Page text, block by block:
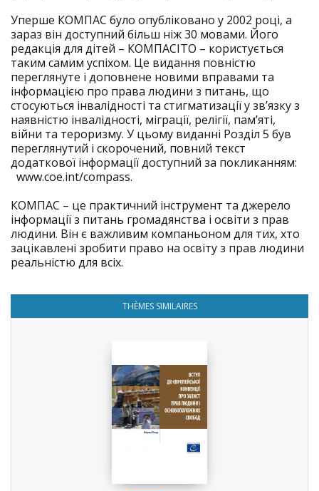
Уперше КОМПАС було опубліковано у 2002 році, а
зараз він доступний більш ніж 30 мовами. Його
редакція для дітей – КОМПАСІТО – користується
таким самим успіхом. Це видання повністю
переглянуте і доповнене новими вправами та
інформацією про права людини з питань, що
стосуються інвалідності та стигматизації у зв’язку з
наявністю інвалідності, міграції, релігії, пам’яті,
війни та тероризму. У цьому виданні Розділ 5 був
переглянутий і скорочений, повний текст
додаткової інформації доступний за покликанням:
www.coe.int/compass.
КОМПАС – це практичний інструмент та джерело
інформації з питань громадянства і освіти з прав
людини. Він є важливим компаньоном для тих, хто
зацікавлені зробити право на освіту з прав людини
реальністю для всіх.
THÈMES SIMILAIRES